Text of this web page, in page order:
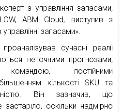
з управління запасами,
ABM Cloud, виступив з
запасами».
сучасні реалії
неточними прогнозами,
постійними
кількості SKU та
Він зазначив, що
оскільки надмірно